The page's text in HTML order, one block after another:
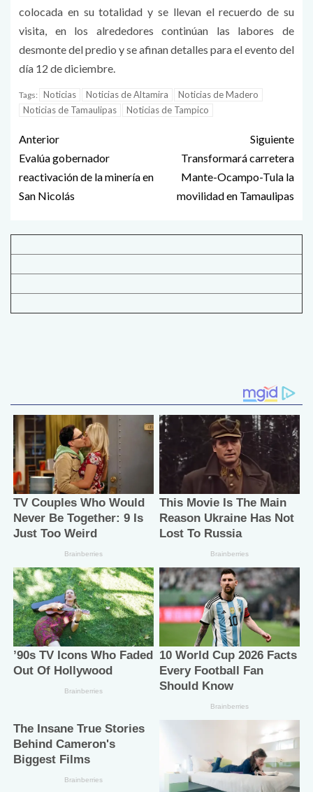
colocada en su totalidad y se llevan el recuerdo de su
visita, en los alrededores continúan las labores de
desmonte del predio y se afinan detalles para el evento del
día 12 de diciembre.
Tags: Noticias Noticias de Altamira
Noticias de Madero
Noticias de Tamaulipas
Noticias de Tampico
Anterior
Evalúa gobernador
reactivación de la minería en
San Nicolás
Siguiente
Transformará carretera
Mante-Ocampo-Tula la
movilidad en Tamaulipas